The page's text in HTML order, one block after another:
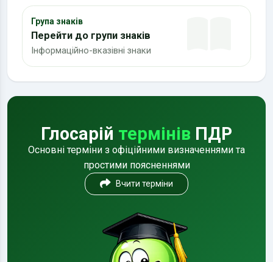
Група знаків
Перейти до групи знаків
Інформаційно-вказівні знаки
Глосарій термінів ПДР
Основні терміни з офіційними визначеннями та
простими поясненнями
Вчити терміни